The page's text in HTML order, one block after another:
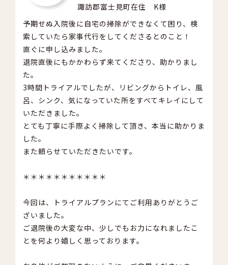
諏訪郡富士見町在住 K様
予期せぬ入院後に自宅の掃除ができなくて困り、検
索していたら家事代行をしてくださるとのこと！
直ぐに申し込みました。
退院直後にもかかわらず来てくださり、助かりまし
た。
3時間トライアルでしたが、リビングからトイレ、風
呂、シンク、気になっていた所をすべてキレイにして
いただきました。
とても丁寧に手際よく掃除して頂き、本当に助かりま
した。
また頼らせていただきたいです。
＊＊＊＊＊＊＊＊＊＊＊
今回は、トライアルプランにてご利用ありがとうご
ざいました。
ご退院後の大変な中、少しでもお力になれましたこ
とを何より嬉しく思っております。